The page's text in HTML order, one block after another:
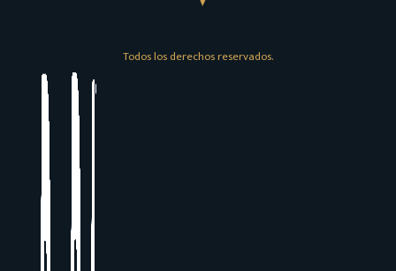
Todos los derechos reservados.